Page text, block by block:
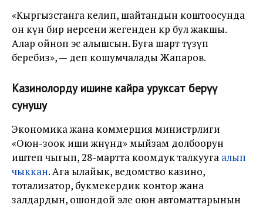
«Кыргызстанга келип, шайтандын коштоосунда
он күн бир нерсени жегенден көрө бул жакшы.
Алар ойноп эс алышсын. Буга шарт түзүп
беребиз», — деп кошумчалады Жапаров.
Казинолорду ишине кайра уруксат берүү
сунушу
Экономика жана коммерция министрлиги
«Оюн-зоок иши жөнүндө» мыйзам долбоорун
иштеп чыгып, 28-мартта коомдук талкууга алып
чыккан. Ага ылайык, ведомство казино,
тотализатор, букмекердик контор жана
залдардын, ошондой эле оюн автоматтарынын